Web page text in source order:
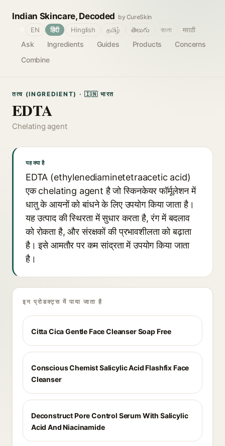
Indian Skincare, Decoded by CureSkin
Ask Ingredients Guides Products
Concerns
Combine
EN हिंदी Hinglish தமிழ் తెలుగు বাংলা मराठी
तत्व (INGREDIENT) · 🇮🇳 भारत
EDTA
Chelating agent
यह क्या है
EDTA (ethylenediaminetetraacetic acid)
एक chelating agent है जो स्किनकेयर फॉर्मूलेशन में
धातु के आयनों को बांधने के लिए उपयोग किया जाता है।
यह उत्पाद की स्थिरता में सुधार करता है, रंग में बदलाव
को रोकता है, और संरक्षकों की प्रभावशीलता को बढ़ाता
है। इसे आमतौर पर कम सांद्रता में उपयोग किया जाता
है।
इन प्रोडक्ट्स में पाया जाता है
Citta Cica Gentle Face Cleanser Soap Free
Conscious Chemist Salicylic Acid Flashfix Face
Cleanser
Deconstruct Pore Control Serum With Salicylic
Acid And Niacinamide